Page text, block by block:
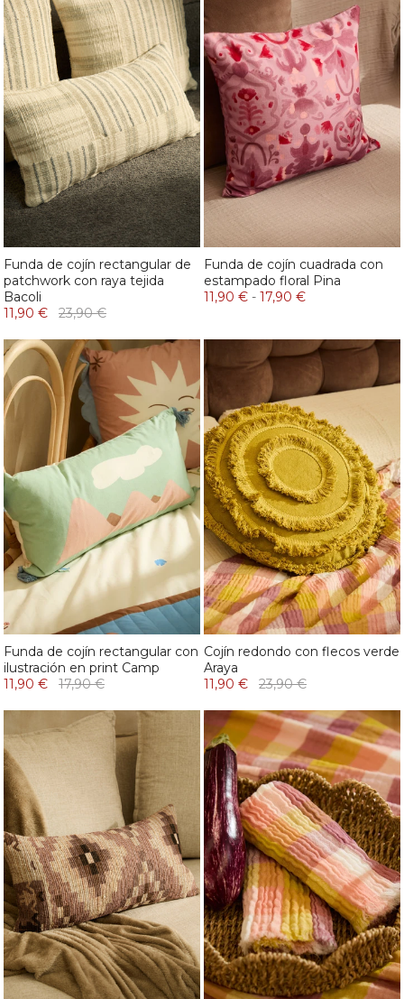
Funda de cojín rectangular de
patchwork con raya tejida
Bacoli
11,90 €
23,90 €
Funda de cojín cuadrada con
estampado floral Pina
11,90 € - 17,90 €
Funda de cojín rectangular con
ilustración en print Camp
11,90 €
17,90 €
Cojín redondo con flecos verde
Araya
11,90 €
23,90 €